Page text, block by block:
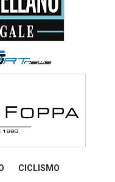
CICLISMO